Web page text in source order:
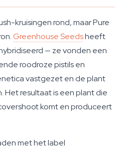
kruisingen rond, maar Pure
Greenhouse Seedsheeft
— ze vonden een
roodroze pistils en
vastgezet en de plant
Het resultaat is een plant die
komt en produceert
met het label